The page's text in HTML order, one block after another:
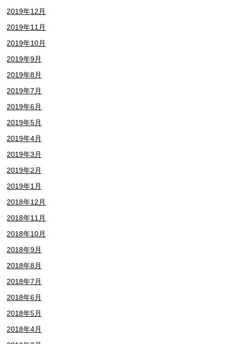
2019年12月
2019年11月
2019年10月
2019年9月
2019年8月
2019年7月
2019年6月
2019年5月
2019年4月
2019年3月
2019年2月
2019年1月
2018年12月
2018年11月
2018年10月
2018年9月
2018年8月
2018年7月
2018年6月
2018年5月
2018年4月